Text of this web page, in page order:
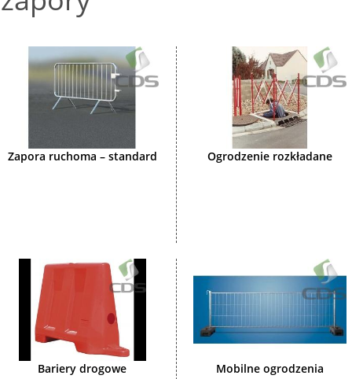
Zapora ruchoma – standard Ogrodzenie rozkładane
Bariery drogowe Mobilne ogrodzenia